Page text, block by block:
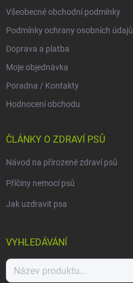
Všeobecné obchodní podmínky
Podmínky ochrany osobních údajů
Doprava a platba
Moje objednávka
Poradna / Kontakty
Hodnocení obchodu
ČLÁNKY O ZDRAVÍ PSŮ
Návod na přirozené zdraví psů
Příčiny nemocí psů
Jak uzdravit psa
VYHLEDÁVÁNÍ